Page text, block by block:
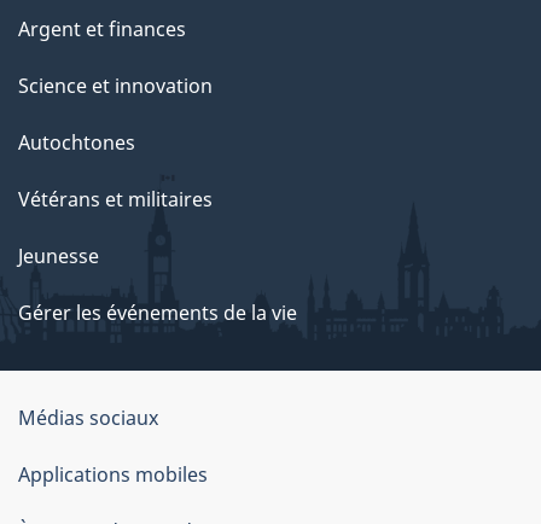
Argent et finances
Science et innovation
Autochtones
Vétérans et militaires
Jeunesse
Gérer les événements de la vie
Organisation
du
gouvernement
Médias sociaux
Applications mobiles